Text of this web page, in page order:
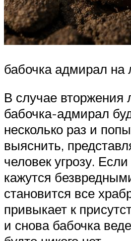
бабочка адмирал на
В случае вторжения
бабочка-адмирал
несколько раз и
выяснить,
человек угрозу.
кажутся
становится все
привыкает к
и снова бабочка